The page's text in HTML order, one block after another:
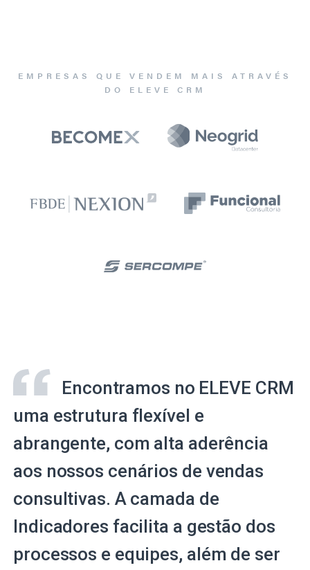
EMPRESAS QUE VENDEM MAIS ATRAVÉS
DO ELEVE CRM
Encontramos no ELEVE CRM
uma estrutura flexível e
abrangente, com alta aderência
aos nossos cenários de vendas
consultivas. A camada de
Indicadores facilita a gestão dos
processos e equipes, além de ser